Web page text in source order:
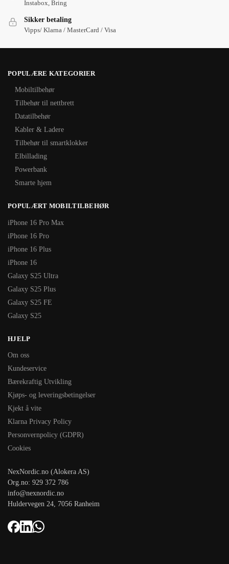
Instabox, Bring
Sikker betaling
Vipps/ Klarna / MasterCard / Visa
POPULÆRE KATEGORIER
Mobiltilbehør
Tilbehør til nettbrett
Datatilbehør
Kabler & Ladere
Tilbehør til smartklokker
Elbillading
Powerbank
Smarte hjem
POPULÆRT MOBILTILBEHØR
iPhone 16 Pro Max
iPhone 16 Pro
iPhone 16 Plus
iPhone 16
Galaxy S25 Ultra
Galaxy S25 Plus
Galaxy S25 FE
Galaxy S25
HJELP
Om oss
Kundeservice
Bærekraftig Utvikling
Kjøps- og leveringsbetingelser
Kjekt å vite
Klarna Privacy Policy
Personvernpolicy (GDPR)
Cookies
NexNordic.no (Alokera AS)
Org.no: 929 372 786
info@nexnordic.no
Huldervegen 24, 7056 Ranheim